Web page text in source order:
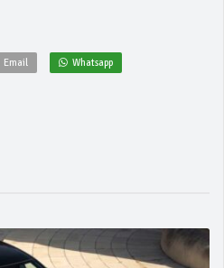
Email Whatsapp